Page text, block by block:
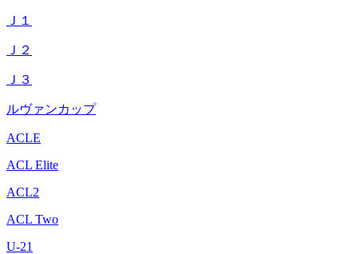
Ｊ１
Ｊ２
Ｊ３
ルヴァンカップ
ACLE
ACL Elite
ACL2
ACL Two
U-21